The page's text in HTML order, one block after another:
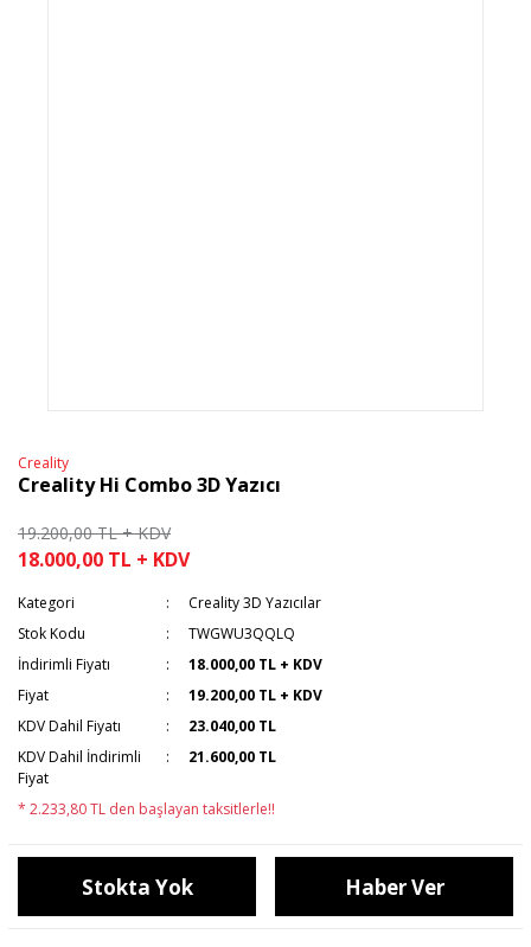
Creality
Creality Hi Combo 3D Yazıcı
19.200,00 TL + KDV
18.000,00 TL + KDV
Kategori
Creality 3D Yazıcılar
Stok Kodu
TWGWU3QQLQ
İndirimli Fiyatı
18.000,00 TL + KDV
Fiyat
19.200,00 TL + KDV
KDV Dahil Fiyatı
23.040,00 TL
KDV Dahil İndirimli
Fiyat
21.600,00 TL
* 2.233,80 TL den başlayan taksitlerle!!
Stokta Yok Haber Ver